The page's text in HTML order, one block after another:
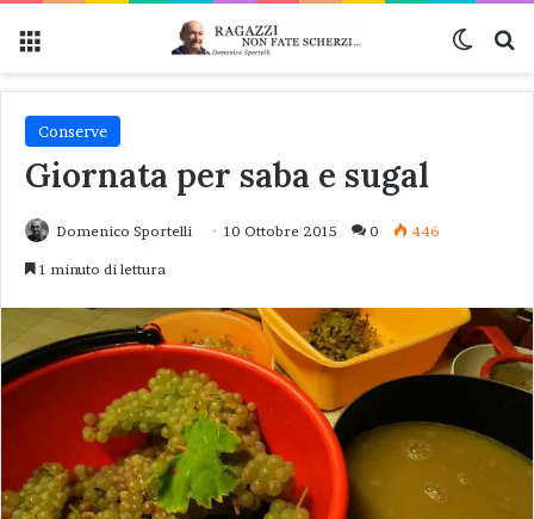
Conserve
Giornata per saba e sugal
Domenico Sportelli 10 Ottobre 2015 0 446
1 minuto di lettura